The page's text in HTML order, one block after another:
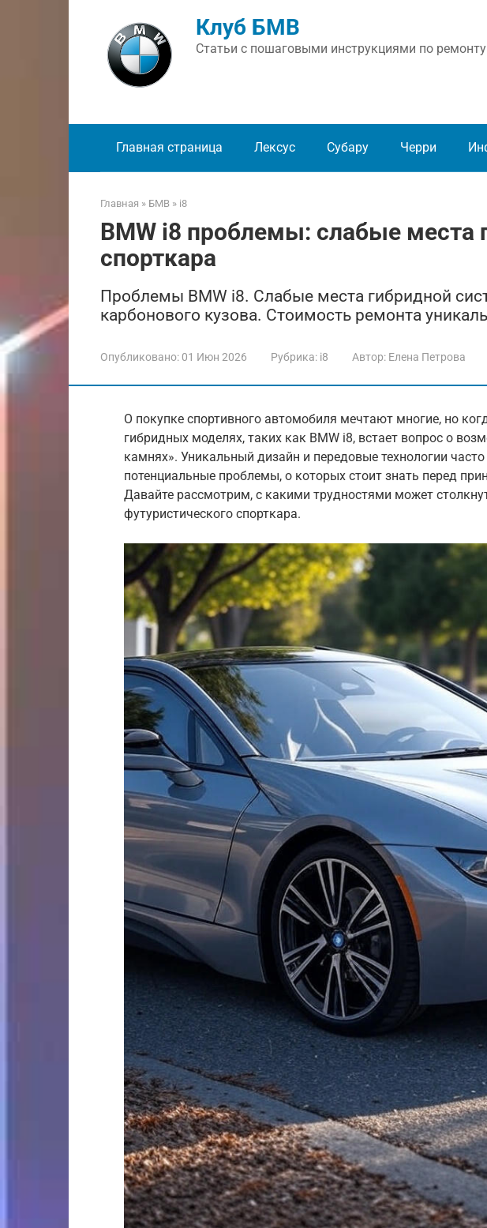
Клуб БМВ
Статьи с пошаговыми инструкциями по
Главная страница Лексус Субару Черри
Главная » БМВ » i8
BMW i8 проблемы: слабые места
спорткара
Проблемы BMW i8. Слабые места гибридной
карбонового кузова. Стоимость ремонта
Опубликовано: 01 Июн 2026 Рубрика: i8 Автор: Елена Петрова
О покупке спортивного автомобиля мечтают многие, но
гибридных моделях, таких как BMW i8, встает вопрос о
камнях». Уникальный дизайн и передовые технологии
потенциальные проблемы, о которых стоит знать перед
Давайте рассмотрим, с какими трудностями может
футуристического спорткара.